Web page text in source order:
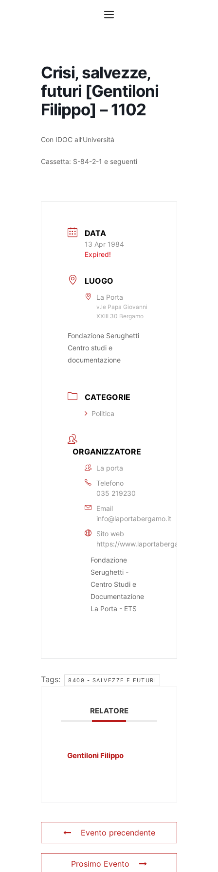
Menu
Crisi‚ salvezze‚
futuri [Gentiloni
Filippo] – 1102
Con IDOC all’Università
Cassetta: S-84-2-1 e seguenti
DATA
13 Apr 1984
Expired!
LUOGO
La Porta
v.le Papa Giovanni
XXIII 30 Bergamo
Fondazione Serughetti
Centro studi e
documentazione
CATEGORIE
Politica
ORGANIZZATORE
La porta
Telefono
035 219230
Email
info@laportabergamo.it
Sito web
https://www.laportabergamo.it
Fondazione
Serughetti -
Centro Studi e
Documentazione
La Porta - ETS
Tags: 8409 - SALVEZZE E FUTURI
RELATORE
Gentiloni Filippo
Evento precendente
Prosimo Evento